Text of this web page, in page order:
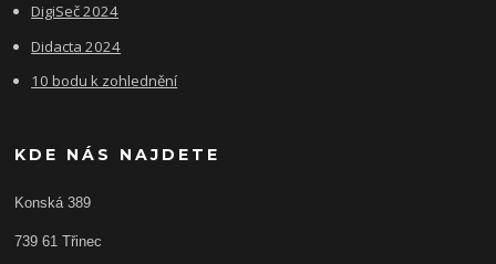
DigiSeč 2024
Didacta 2024
10 bodu k zohlednění
KDE NÁS NAJDETE
Konská 389
739 61 Třinec